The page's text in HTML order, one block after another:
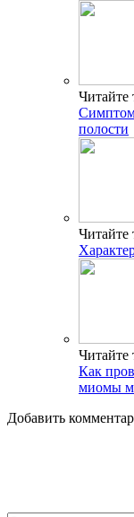
Читайте
полости
Читайте
Читайте
Как
миомы
Добавить